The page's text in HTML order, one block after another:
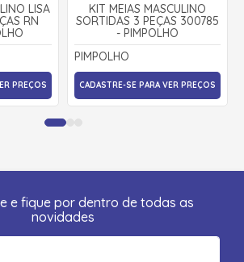
LISA
RN
PREÇOS
KIT MEIAS MASCULINO
SORTIDAS 3 PEÇAS 300785
- PIMPOLHO
PIMPOLHO
CADASTRE-SE PARA VER PREÇOS
e fique por dentro de todas as
novidades